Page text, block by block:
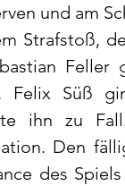
und am
Strafstoß,
Felix Süß
ihn zu
Den
des